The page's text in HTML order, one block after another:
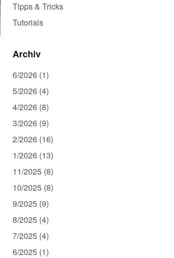
Tipps & Tricks
Tutorials
Archiv
6/2026 (1)
5/2026 (4)
4/2026 (8)
3/2026 (9)
2/2026 (16)
1/2026 (13)
11/2025 (8)
10/2025 (8)
9/2025 (9)
8/2025 (4)
7/2025 (4)
6/2025 (1)